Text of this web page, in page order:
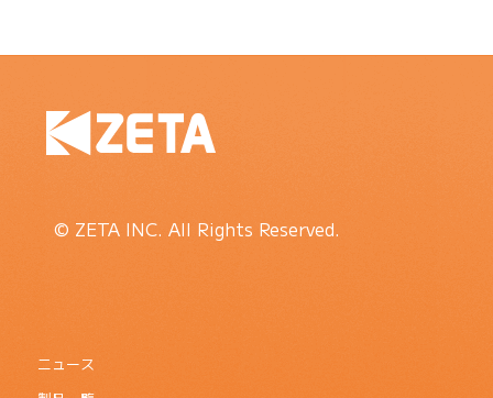
© ZETA INC. All Rights Reserved.
ニュース